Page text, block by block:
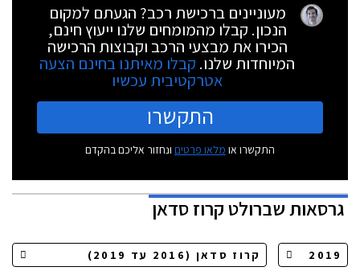
מעוניינים ברכישת רכב? הגעתם למקום
הנכון. קבלו מהמומחים שלנו ייעוץ חינם,
הכירו את מבצעי הרכב וקבוצות הרכישה
המיוחדות שלנו. קבלו מאיתנו בחינם הצעה
אטרקטיבית עכשיו
התקשרו
התקשרו או מלאו פרטים ונחזור אליכם בהקדם
גרסאותשברולט קרוז סדאן